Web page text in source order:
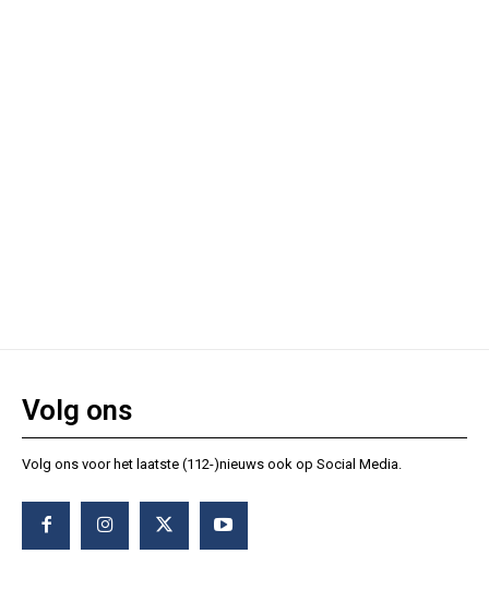
Volg ons
Volg ons voor het laatste (112-)nieuws ook op Social Media.